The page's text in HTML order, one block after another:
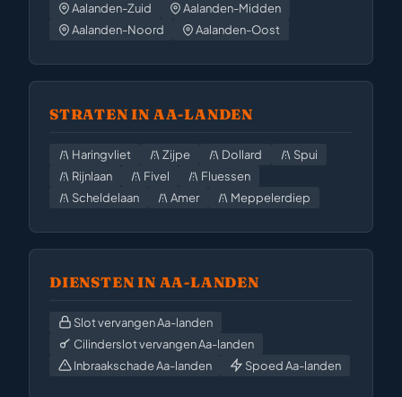
Aalanden-Zuid
Aalanden-Midden
Aalanden-Noord
Aalanden-Oost
STRATEN IN AA-LANDEN
Haringvliet Zijpe Dollard
Spui
Rijnlaan
Fivel
Fluessen
Scheldelaan
Amer Meppelerdiep
DIENSTEN IN AA-LANDEN
Slot vervangen Aa-landen
Cilinderslot vervangen Aa-landen
Inbraakschade Aa-landen
Spoed Aa-landen